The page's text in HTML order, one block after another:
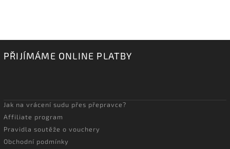
PŘIJÍMÁME ONLINE PLATBY
Jak na vrácení sudu přes přepravce?
Affiliate program
Pravidla soutěže o vouchery
Obchodní podmínky